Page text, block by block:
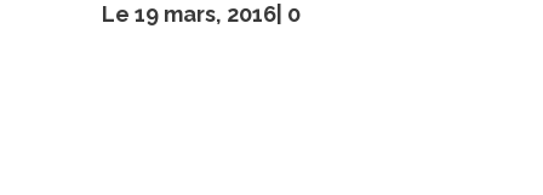
Le 19 mars, 2016| 0